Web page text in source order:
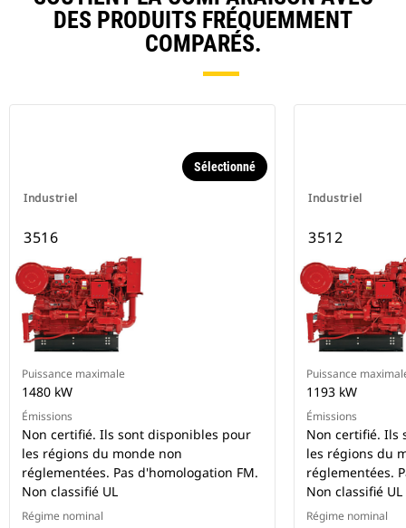
DES PRODUITS FRÉQUEMMENT
COMPARÉS.
Industriel
Sélectionné
3516
Puissance maximale
1480 kW
Émissions
Non certifié. Ils sont disponibles pour
les régions du monde non
réglementées. Pas d'homologation FM.
Non classifié UL
Régime nominal
Industriel
3512
Puissance
1193 kW
Émissions
Non certifié. Ils
les régions du
réglementées.
Non classifié UL
Régime nominal